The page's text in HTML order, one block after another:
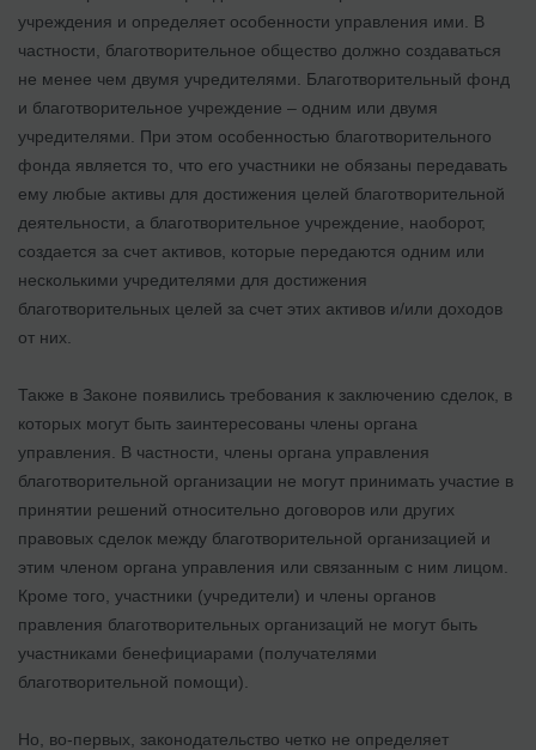
учреждения и определяет особенности управления ими. В
частности, благотворительное общество должно создаваться
не менее чем двумя учредителями. Благотворительный фонд
и благотворительное учреждение – одним или двумя
учредителями. При этом особенностью благотворительного
фонда является то, что его участники не обязаны передавать
ему любые активы для достижения целей благотворительной
деятельности, а благотворительное учреждение, наоборот,
создается за счет активов, которые передаются одним или
несколькими учредителями для достижения
благотворительных целей за счет этих активов и/или доходов
от них.
Также в Законе появились требования к заключению сделок, в
которых могут быть заинтересованы члены органа
управления. В частности, члены органа управления
благотворительной организации не могут принимать участие в
принятии решений относительно договоров или других
правовых сделок между благотворительной организацией и
этим членом органа управления или связанным с ним лицом.
Кроме того, участники (учредители) и члены органов
правления благотворительных организаций не могут быть
участниками бенефициарами (получателями
благотворительной помощи).
Но, во-первых, законодательство четко не определяет